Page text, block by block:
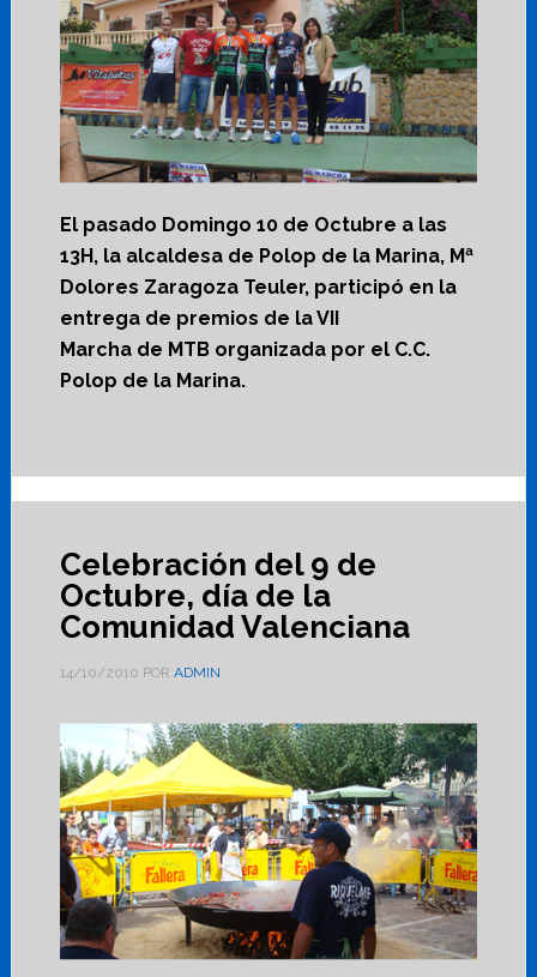
El pasado Domingo 10 de Octubre a las
13H, la alcaldesa de Polop de la Marina, Mª
Dolores Zaragoza Teuler, participó en la
entrega de premios de la VII
Marcha de MTB organizada por el C.C.
Polop de la Marina.
Celebración del 9 de
Octubre, día de la
Comunidad Valenciana
14/10/2010 POR ADMIN